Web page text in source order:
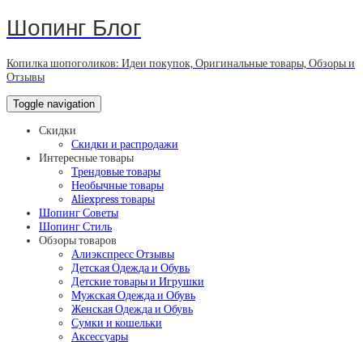
Шопинг Блог
Копилка шопоголиков: Идеи покупок, Оригинальные товары, Обзоры и
Отзывы
Toggle navigation
Скидки
Скидки и распродажи
Интересные товары
Трендовые товары
Необычные товары
Aliexpress товары
Шопинг Советы
Шопинг Стиль
Обзоры товаров
Алиэкспресс Отзывы
Детская Одежда и Обувь
Детские товары и Игрушки
Мужская Одежда и Обувь
Женская Одежда и Обувь
Сумки и кошельки
Аксессуары